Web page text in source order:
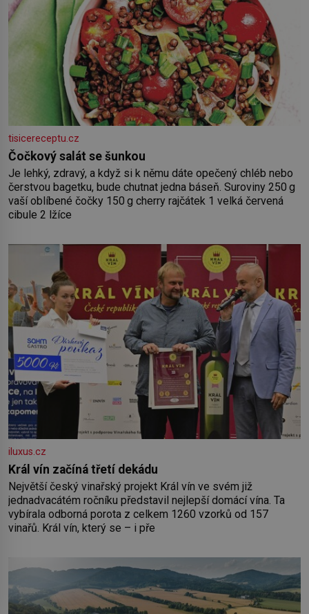
tisicereceptu.cz
Čočkový salát se šunkou
Je lehký, zdravý, a když si k němu dáte opečený chléb nebo
čerstvou bagetku, bude chutnat jedna báseň. Suroviny 250 g
vaší oblíbené čočky 150 g cherry rajčátek 1 velká červená
cibule 2 lžíce
iluxus.cz
Král vín začíná třetí dekádu
Největší český vinařský projekt Král vín ve svém již
jednadvacátém ročníku představil nejlepší domácí vína. Ta
vybírala odborná porota z celkem 1260 vzorků od 157
vinařů. Král vín, který se – i pře